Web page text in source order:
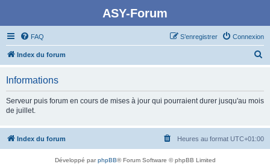
ASY-Forum
FAQ Connexion
S’enregistrer
Index du forum
c
Informations
Serveur puis forum en cours de mises à jour qui pourraient durer jusqu'au mois
de juillet.
Index du forum Heures au format UTC+01:00
Développé parphpBB® Forum Software © phpBB Limited